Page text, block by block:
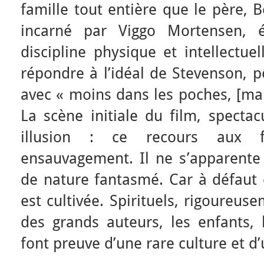
famille tout entière que le père,
incarné par Viggo Mortensen,
discipline physique et
répondre à l’idéal de Stevenson,
avec « moins dans les poches,
La scène initiale du film,
illusion : ce recours aux
ensauvagement. Il ne
de nature fantasmé. Car à défaut
est cultivée. Spirituels,
des grands auteurs, les enfants,
font preuve d’une rare culture et